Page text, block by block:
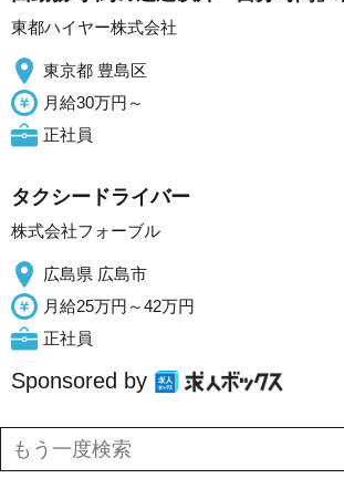
東都ハイヤー株式会社
東京都 豊島区
月給30万円～
正社員
タクシードライバー
株式会社フォーブル
広島県 広島市
月給25万円～42万円
正社員
Sponsored by